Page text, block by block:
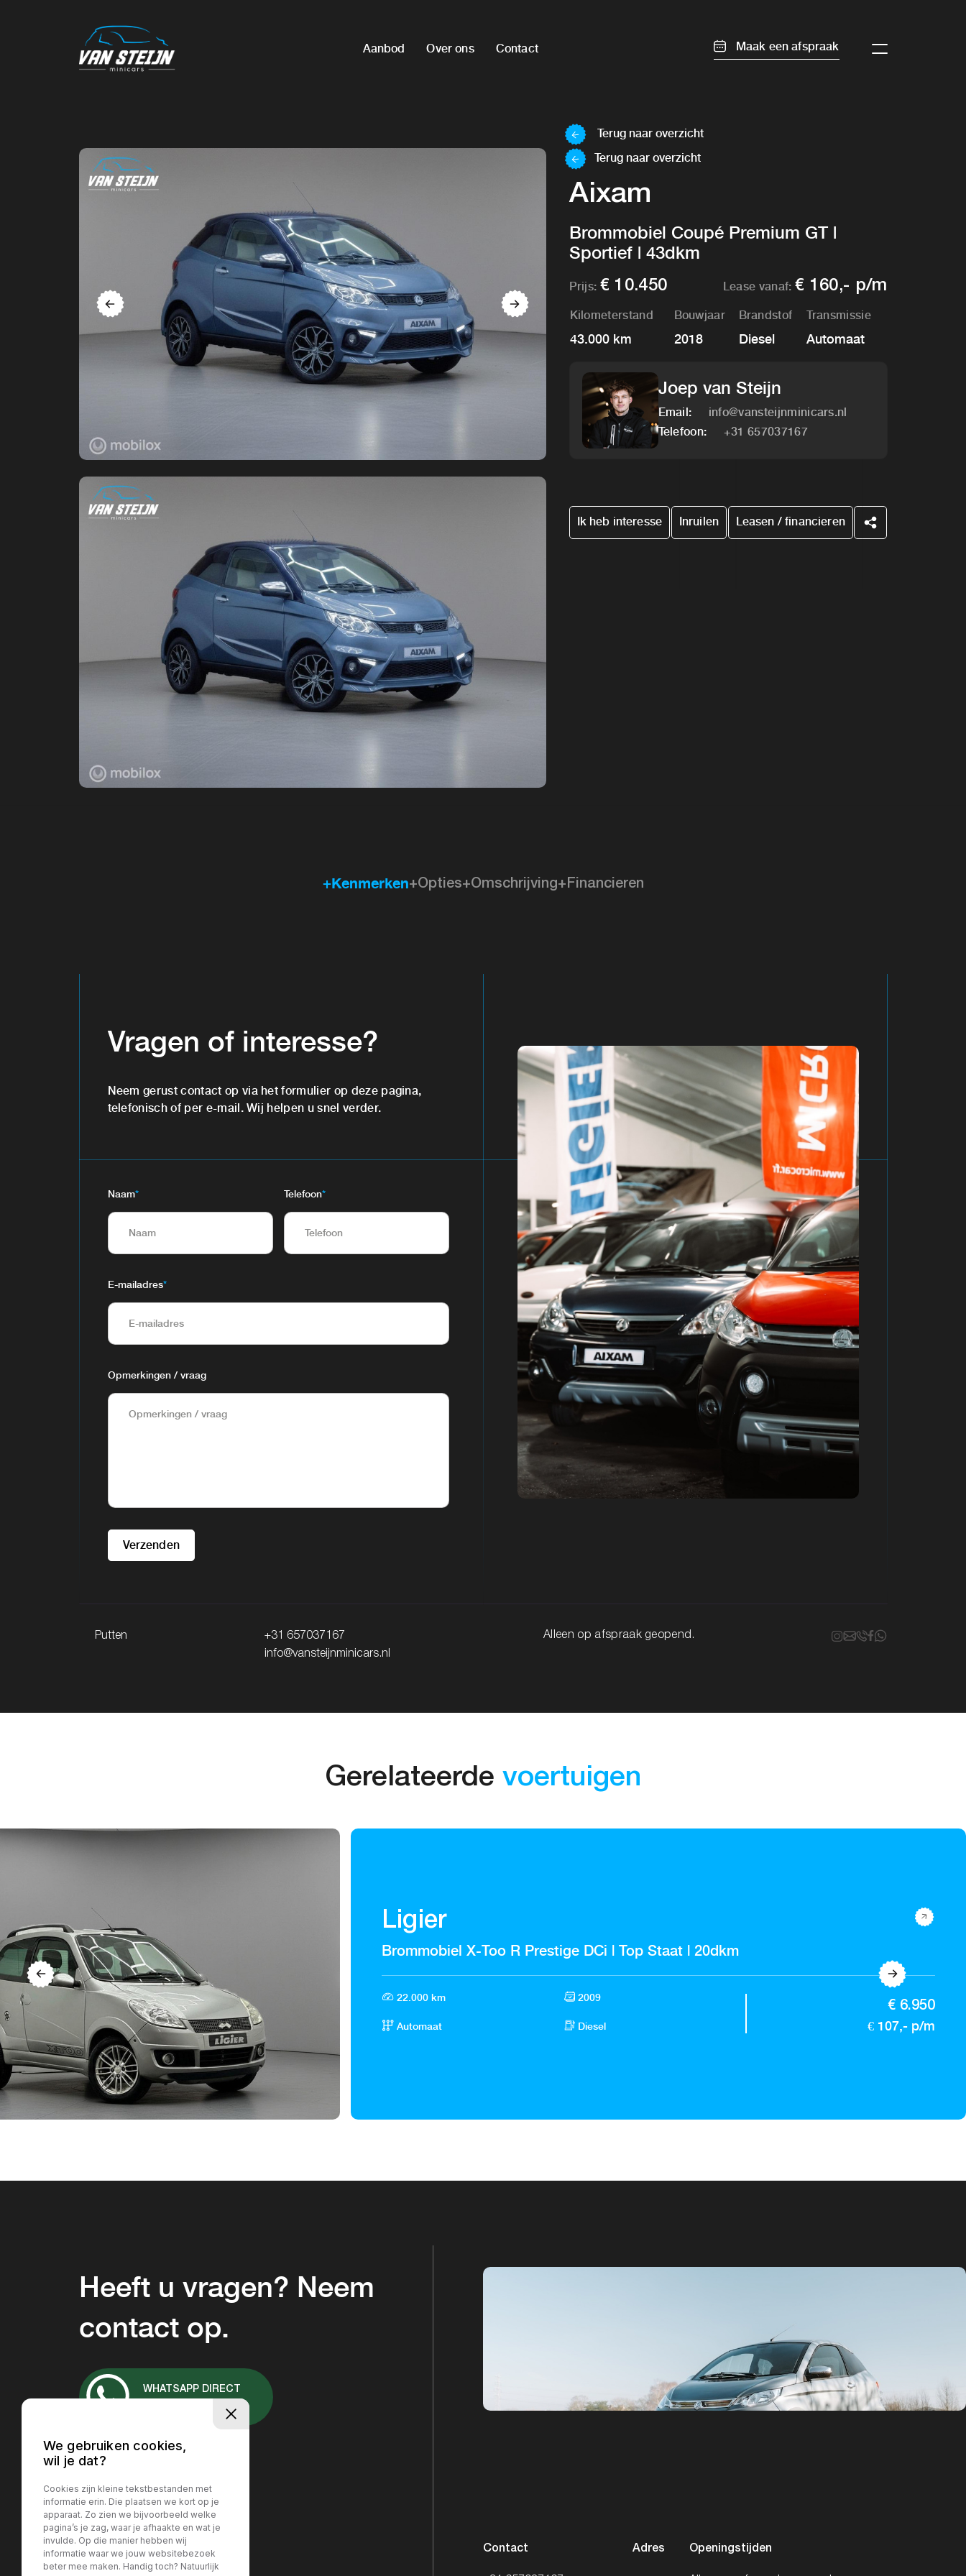
Aanbod Over ons Contact Maak een afspraak
Terug naar overzicht
Terug naar overzicht
Aixam
Brommobiel Coupé Premium GT |
Sportief | 43dkm
Prijs: € 10.450 Lease vanaf: € 160,- p/m
Kilometerstand
43.000 km
Bouwjaar
2018
Brandstof
Diesel
Transmissie
Automaat
Joep van Steijn
Email:
info@vansteijnminicars.nl
Telefoon:
+31 657037167
Ik heb interesse Inruilen Leasen / financieren
+Kenmerken+Opties+Omschrijving+Financieren
Vragen of interesse?
Neem gerust contact op via het formulier op deze pagina,
telefonisch of per e-mail. Wij helpen u snel verder.
Naam* Telefoon*
E-mailadres*
Opmerkingen / vraag
Verzenden
Putten
+31 657037167
info@vansteijnminicars.nl
Alleen op afspraak geopend.
Gerelateerde voertuigen
Ligier
Brommobiel X-Too R Prestige DCi | Top Staat | 20dkm
22.000 km 2009
Automaat Diesel
€ 6.950
€ 107,- p/m
Heeft u vragen? Neem
contact op.
WHATSAPP DIRECT
Contact Adres Openingstijden
We gebruiken cookies,
wil je dat?
Cookies zijn kleine tekstbestanden met
informatie erin. Die plaatsen we kort op je
apparaat. Zo zien we bijvoorbeeld welke
pagina’s je zag, waar je afhaakte en wat je
invulde. Op die manier hebben wij
informatie waar we jouw websitebezoek
beter mee maken. Handig toch? Natuurlijk